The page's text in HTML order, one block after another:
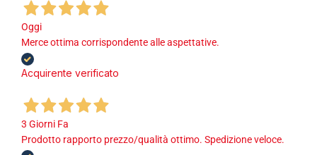
Oggi
Merce ottima corrispondente alle aspettative.
Acquirente verificato
3 Giorni Fa
Prodotto rapporto prezzo/qualità ottimo. Spedizione veloce.